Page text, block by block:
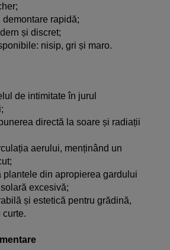
demontare rapidă;
și discret;
nisip, gri și maro.
de intimitate în jurul
directă la soare și radiații
aerului, menținând un
plantele din apropierea gardului
excesivă;
și estetică pentru grădină,
curte.